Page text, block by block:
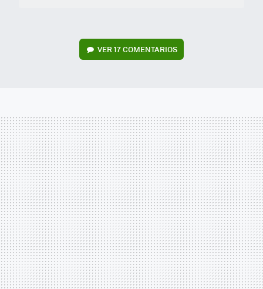
VER17 COMENTARIOS